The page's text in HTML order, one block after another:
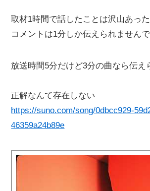
取材1時間で話したことは沢山あっ
コメントは1分しか伝えられませんで
放送時間5分だけど3分の曲なら伝え
正解なんて存在しない
https://suno.com/song/0dbcc929-
46359a24b89e